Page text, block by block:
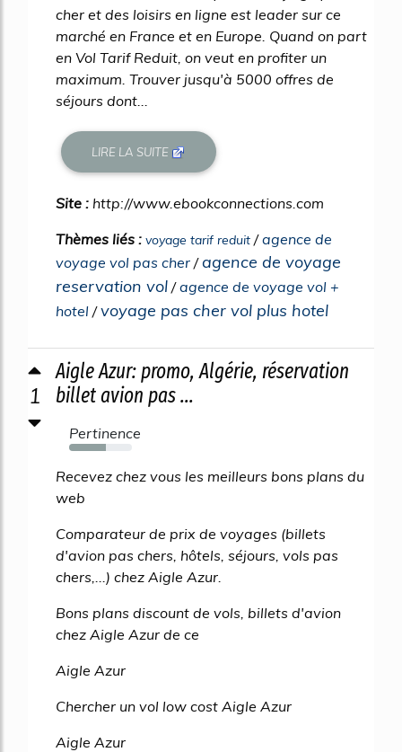
cher et des loisirs en ligne est leader sur ce
marché en France et en Europe. Quand on part
en Vol Tarif Reduit, on veut en profiter un
maximum. Trouver jusqu'à 5000 offres de
séjours dont...
LIRE LA SUITE
Site : http://www.ebookconnections.com
Thèmes liés : voyage tarif reduit /agence de
voyage vol pas cher /agence de voyage
reservation vol /agence de voyage vol +
hotel /voyage pas cher vol plus hotel
1
Aigle Azur: promo, Algérie, réservation
billet avion pas ...
Pertinence
59%
Recevez chez vous les meilleurs bons plans du
web
Comparateur de prix de voyages (billets
d'avion pas chers, hôtels, séjours, vols pas
chers,...) chez Aigle Azur.
Bons plans discount de vols, billets d'avion
chez Aigle Azur de ce
Aigle Azur
Chercher un vol low cost Aigle Azur
Aigle Azur